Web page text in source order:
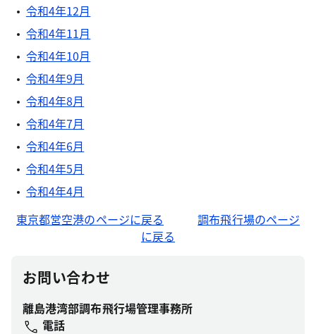
令和4年12月
令和4年11月
令和4年10月
令和4年9月
令和4年8月
令和4年7月
令和4年6月
令和4年5月
令和4年4月
東京都営空港のページに戻る
調布飛行場のページ
に戻る
お問い合わせ
離島港湾部調布飛行場管理事務所
電話